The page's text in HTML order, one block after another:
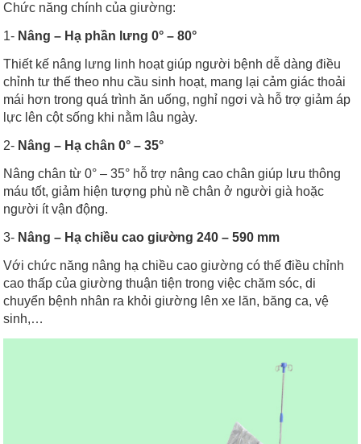
Chức năng chính của giường:
1- Nâng – Hạ phần lưng 0° – 80°
Thiết kế nâng lưng linh hoạt giúp người bệnh dễ dàng điều
chỉnh tư thế theo nhu cầu sinh hoạt, mang lại cảm giác thoải
mái hơn trong quá trình ăn uống, nghỉ ngơi và hỗ trợ giảm áp
lực lên cột sống khi nằm lâu ngày.
2- Nâng – Hạ chân 0° – 35°
Nâng chân từ 0° – 35° hỗ trợ nâng cao chân giúp lưu thông
máu tốt, giảm hiện tượng phù nề chân ở người già hoặc
người ít vận động.
3- Nâng – Hạ chiều cao giường 240 – 590 mm
Với chức năng nâng hạ chiều cao giường có thế điều chỉnh
cao thấp của giường thuận tiện trong việc chăm sóc, di
chuyển bệnh nhân ra khỏi giường lên xe lăn, băng ca, vệ
sinh,…